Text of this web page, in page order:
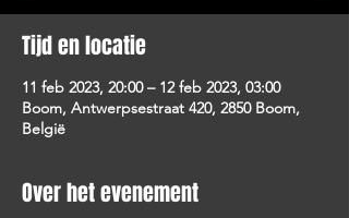
Tijd en locatie
11 feb 2023, 20:00 – 12 feb 2023, 03:00
Boom, Antwerpsestraat 420, 2850 Boom,
België
Over het evenement